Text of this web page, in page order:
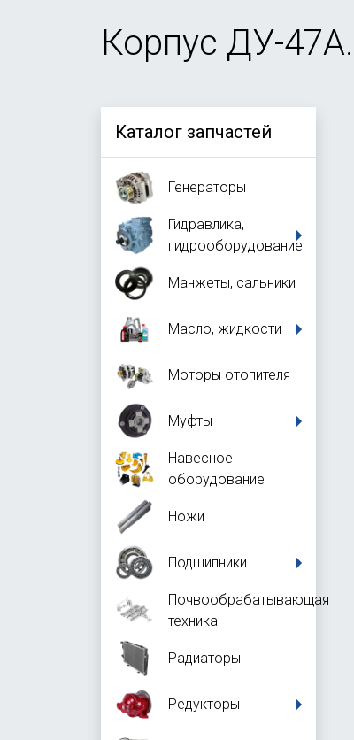
Корпус ДУ-
Каталог запчастей
Генераторы
Гидравлика,
гидрооборудование
Манжеты, сальники
Масло, жидкости
Моторы отопителя
Муфты
Навесное
оборудование
Ножи
Подшипники
Почвообрабатывающая
техника
Радиаторы
Редукторы